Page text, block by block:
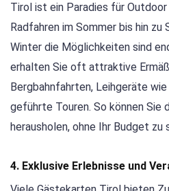
Tirol ist ein Paradies für Outdoor
Radfahren im Sommer bis hin zu
Winter die Möglichkeiten sind
erhalten Sie oft attraktive
Bergbahnfahrten, Leihgeräte
geführte Touren. So können Sie
herausholen, ohne Ihr Budget zu
4. Exklusive Erlebnisse und